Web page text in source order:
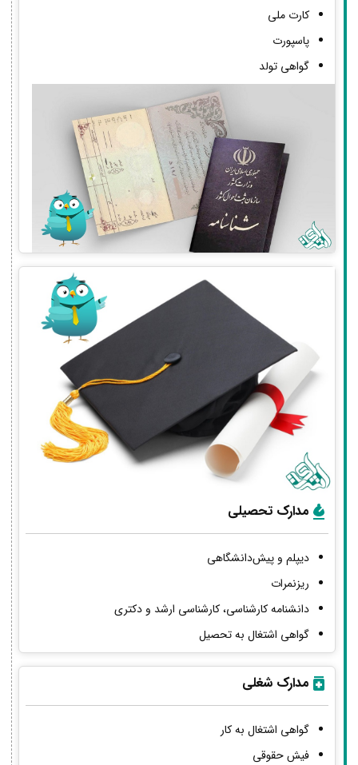
کارت ملی
پاسپورت
گواهی تولد
مدارک تحصیلی
دیپلم و پیش‌دانشگاهی
ریزنمرات
دانشنامه کارشناسی، کارشناسی ارشد و دکتری
گواهی اشتغال به تحصیل
مدارک شغلی
گواهی اشتغال به کار
فیش حقوقی